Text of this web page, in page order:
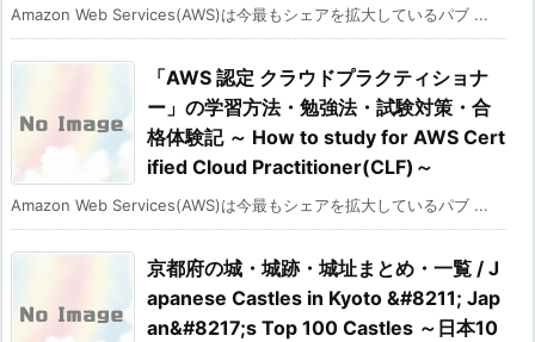
Amazon Web Services(AWS)は今最もシェアを拡大しているパブ ...
「AWS 認定 クラウドプラクティショナ
ー」の学習方法・勉強法・試験対策・合
格体験記 ～ How to study for AWS Cert
ified Cloud Practitioner(CLF)～
Amazon Web Services(AWS)は今最もシェアを拡大しているパブ ...
京都府の城・城跡・城址まとめ・一覧 / J
apanese Castles in Kyoto &#8211; Jap
an&#8217;s Top 100 Castles ～日本10